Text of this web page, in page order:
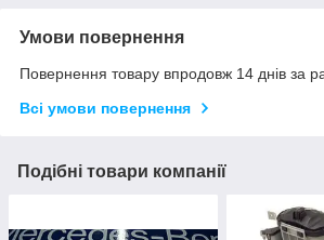
Умови повернення
Повернення товару впродовж 14 днів за
Всі умови повернення
Подібні товари компанії